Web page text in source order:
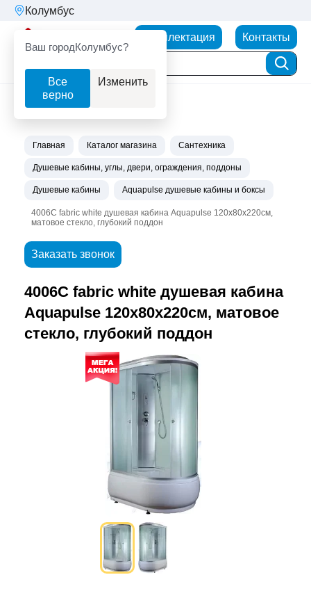
Колумбус
Ваш городКолумбус?
Все
верно
Изменить
Комплектация Контакты
Главная Каталог магазина Сантехника
Душевые кабины, углы, двери, ограждения, поддоны
Душевые кабины Aquapulse душевые кабины и боксы
4006C fabric white душевая кабина Aquapulse 120х80х220см,
матовое стекло, глубокий поддон
Заказать звонок
4006C fabric white душевая кабина
Aquapulse 120х80х220см, матовое
стекло, глубокий поддон